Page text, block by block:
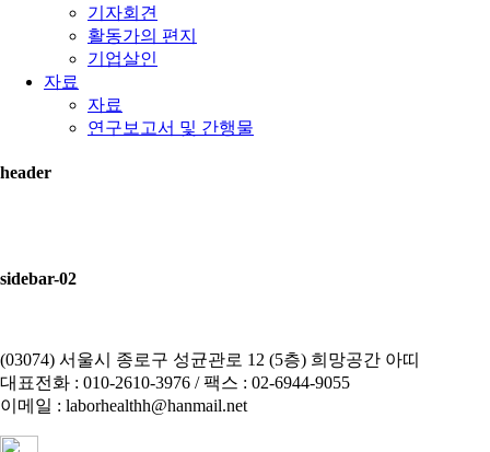
기자회견
활동가의 편지
기업살인
자료
자료
연구보고서 및 간행물
header
sidebar-02
(03074) 서울시 종로구 성균관로 12 (5층) 희망공간 아띠
대표전화 : 010-2610-3976 / 팩스 : 02-6944-9055
이메일 : laborhealthh@hanmail.net